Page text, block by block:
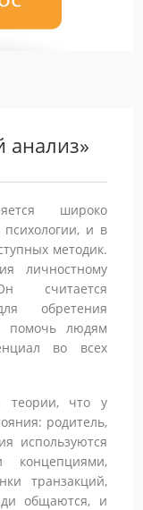
анализ»
широко
и в
методик.
личностному
считается
обретения
помочь людям
во всех
теории, что у
родитель,
используются
транзакций,
общаются, и